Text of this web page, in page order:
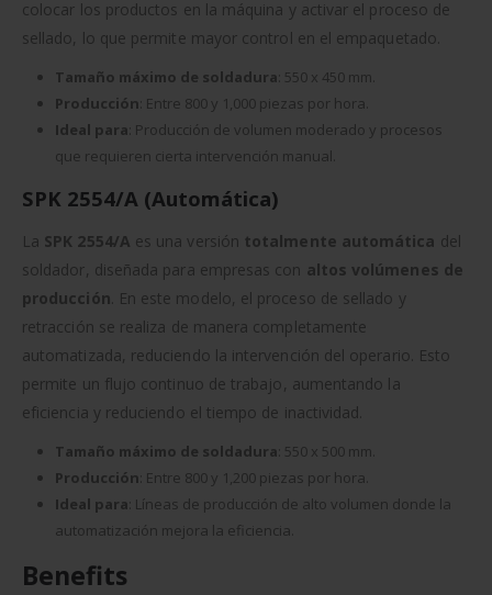
colocar los productos en la máquina y activar el proceso de
sellado, lo que permite mayor control en el empaquetado.
Tamaño máximo de soldadura : 550 x 450 mm.
Producción : Entre 800 y 1,000 piezas por hora.
Ideal para : Producción de volumen moderado y procesos
que requieren cierta intervención manual.
SPK 2554/A (Automática)
La SPK 2554/A es una versión totalmente automática del
soldador, diseñada para empresas con altos volúmenes de
producción . En este modelo, el proceso de sellado y
retracción se realiza de manera completamente
automatizada, reduciendo la intervención del operario. Esto
permite un flujo continuo de trabajo, aumentando la
eficiencia y reduciendo el tiempo de inactividad.
Tamaño máximo de soldadura : 550 x 500 mm.
Producción : Entre 800 y 1,200 piezas por hora.
Ideal para : Líneas de producción de alto volumen donde la
automatización mejora la eficiencia.
Benefits